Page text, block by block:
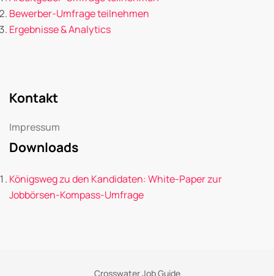
Bewerber-Umfrage teilnehmen
Ergebnisse & Analytics
Kontakt
Impressum
Downloads
Königsweg zu den Kandidaten: White-Paper zur
Jobbörsen-Kompass-Umfrage
Crosswater Job Guide